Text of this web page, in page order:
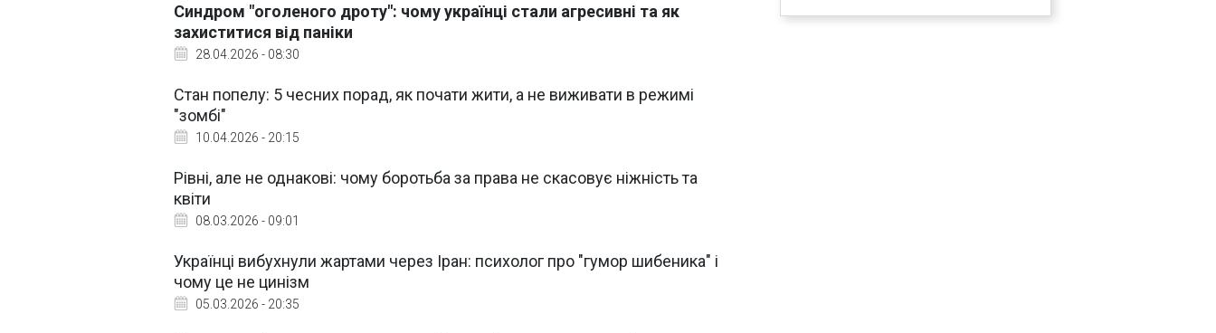
Синдром "оголеного дроту": чому українці стали агресивні та як
захиститися від паніки
28.04.2026 - 08:30
Стан попелу: 5 чесних порад, як почати жити, а не виживати в режимі
"зомбі"
10.04.2026 - 20:15
Рівні, але не однакові: чому боротьба за права не скасовує ніжність та
квіти
08.03.2026 - 09:01
Українці вибухнули жартами через Іран: психолог про "гумор шибеника" і
чому це не цинізм
05.03.2026 - 20:35